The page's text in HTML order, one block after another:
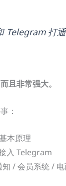
Telegram 打
且非常强大。
：
本原理
入 Telegram
/ 会员系统 / 电